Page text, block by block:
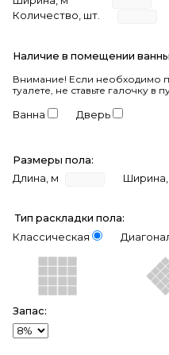
Количество, шт.
Наличие в помещении
Внимание! Если необходимо
туалете, не ставьте галочку в
Ванна Дверь
Размеры пола:
Длина, м
Тип раскладки пола:
Классическая
Запас: